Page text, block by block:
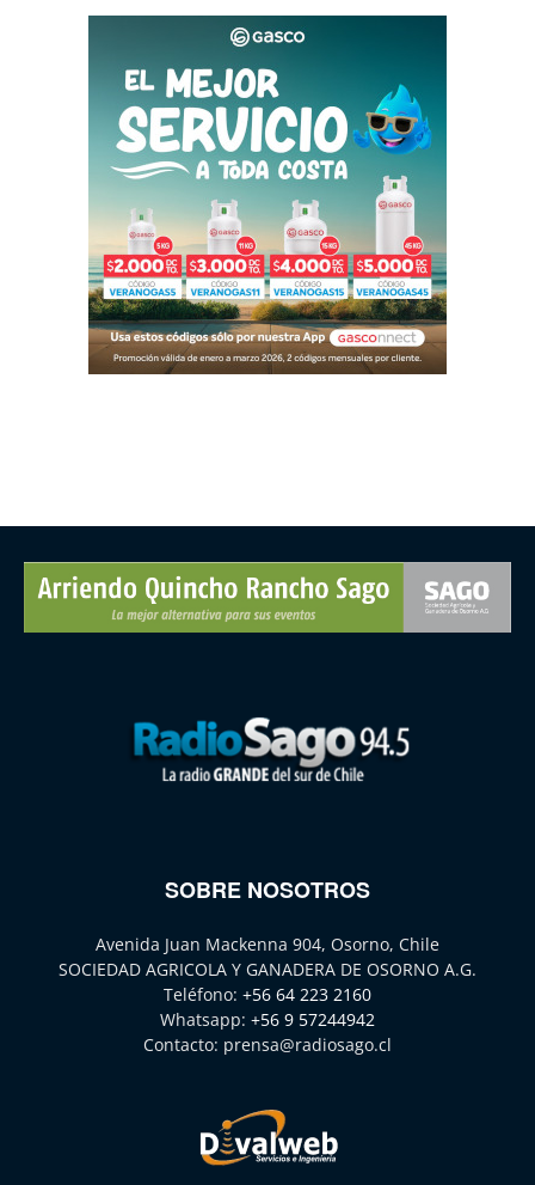
SOBRE NOSOTROS
Avenida Juan Mackenna 904, Osorno, Chile
SOCIEDAD AGRICOLA Y GANADERA DE OSORNO A.G.
Teléfono: +56 64 223 2160
Whatsapp: +56 9 57244942
Contacto: prensa@radiosago.cl